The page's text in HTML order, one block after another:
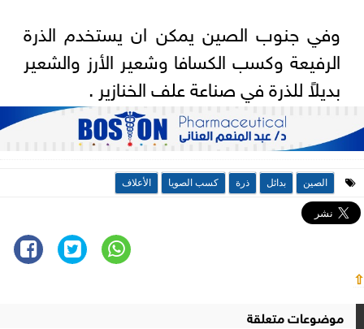
وفي جنوب الصين يمكن ان يستخدم الذرة
الرفيعة وكسب الكسافا وشعير الأرز والشعير
بديلاً للذرة في صناعة علف الخنازير .
الصين بدائل ذرة كسب الصويا الأعلاف
⇧
موضوعات متعلقة